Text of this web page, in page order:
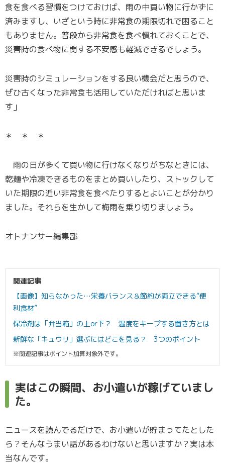
食を食べる習慣をつけておけば、雨の中買い物に行かずに
済みますし、いざという時に非常食の期限切れで困ること
もありません。普段から非常食を食べ慣れておくことで、
災害時の食べ物に関する不安感も軽減できるでしょう。
災害時のシミュレーションをする良い機会だと思うので、
ぜひ古くなった非常食も活用していただければと思いま
す」
＊ ＊ ＊
雨の日が多くて買い物に行けなくなりがちなときには、
乾麺や冷凍できるものをまとめ買いしたり、ストックして
いた期限の近い非常食を食べたりするとよいことが分かり
ました。それらを生かして梅雨を乗り切りましょう。
オトナンサー編集部
関連記事
【画像】知らなかった…栄養バランス＆節約が両立できる“便
利食材”
保冷剤は「弁当箱」の上or下？ 温度をキープする置き方とは
新鮮な「キュウリ」選ぶにはどこを見る？ 3つのポイント
※関連記事はポイント加算対象外です。
実はこの瞬間、お小遣いが稼げていまし
た。
ニュースを読んでるだけで、お小遣いが貯まってたとした
ら？そんなうまい話があるわけないと思いますか？実は本
当なんです。